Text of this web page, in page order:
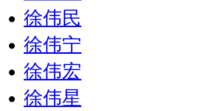
徐伟民
徐伟宁
徐伟宏
徐伟星